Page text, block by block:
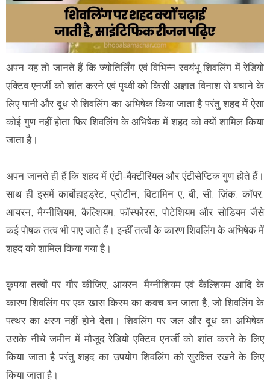
अपन यह तो जानते हैं कि ज्योतिर्लिंग एवं विभिन्न स्वयंभू शिवलिंग में रेडियो
एक्टिव एनर्जी को शांत करने एवं पृथ्वी को किसी अज्ञात विनाश से बचाने के
लिए पानी और दूध से शिवलिंग का अभिषेक किया जाता है परंतु शहद में ऐसा
कोई गुण नहीं होता फिर शिवलिंग के अभिषेक में शहद को क्यों शामिल किया
जाता है।
अपन जानते ही हैं कि शहद में एंटी-बैक्टीरियल और एंटीसेप्टिक गुण होते हैं।
साथ ही इसमें कार्बोहाइड्रेट, प्रोटीन, विटामिन ए, बी, सी, ज़िंक, कॉपर,
आयरन, मैग्नीशियम, कैल्शियम, फॉस्फोरस, पोटेशियम और सोडियम जैसे
कई पोषक तत्व भी पाए जाते हैं। इन्हीं तत्वों के कारण शिवलिंग के अभिषेक में
शहद को शामिल किया गया है।
कृपया तत्वों पर गौर कीजिए, आयरन, मैग्नीशियम एवं कैल्शियम आदि के
कारण शिवलिंग पर एक खास किस्म का कवच बन जाता है, जो शिवलिंग के
पत्थर का क्षरण नहीं होने देता। शिवलिंग पर जल और दूध का अभिषेक
उसके नीचे जमीन में मौजूद रेडियो एक्टिव एनर्जी को शांत करने के लिए
किया जाता है परंतु शहद का उपयोग शिवलिंग को सुरक्षित रखने के लिए
किया जाता है।